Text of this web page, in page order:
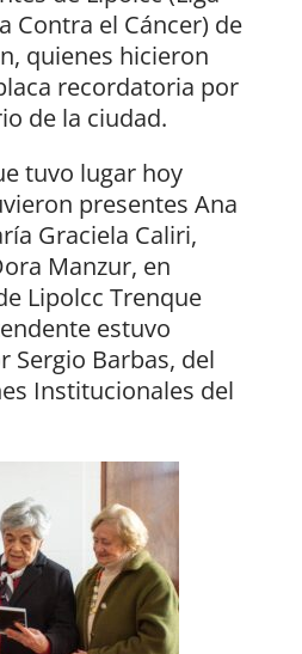
Contra el Cáncer) de
quienes hicieron
recordatoria por
de la ciudad.
tuvo lugar hoy
presentes Ana
Graciela Caliri,
Manzur, en
Lipolcc Trenque
estuvo
Sergio Barbas, del
Institucionales del